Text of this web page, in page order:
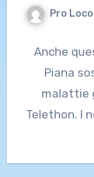
Pro
Anche
Piana
malattie
Telethon. I